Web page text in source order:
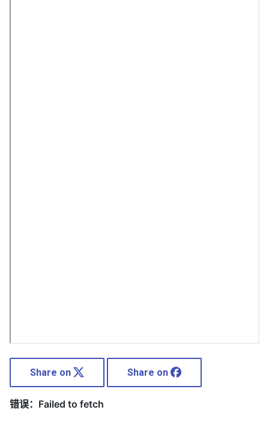
Share on Share on